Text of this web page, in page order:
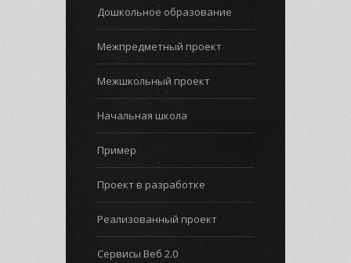
Дошкольное образование
Межпредметный проект
Межшкольный проект
Начальная школа
Пример
Проект в разработке
Реализованный проект
Сервисы Веб 2.0